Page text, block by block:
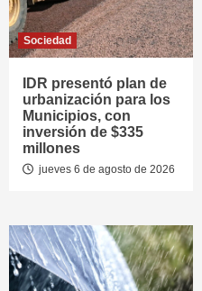
Sociedad
IDR presentó plan de
urbanización para los
Municipios, con
inversión de $335
millones
jueves 6 de agosto de 2026